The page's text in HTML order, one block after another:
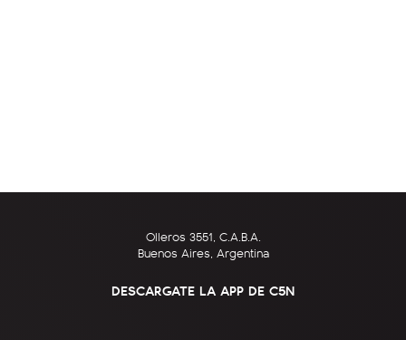
Olleros 3551, C.A.B.A.
Buenos Aires, Argentina
DESCARGATE LA APP DE C5N